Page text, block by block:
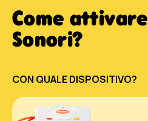
Come
Sonori?
CON QUALE DISPOSITIVO?